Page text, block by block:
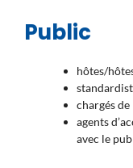
Public
hôtes/
chargés
agents
avec le